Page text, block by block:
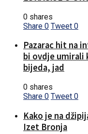
0 shares
Share 0 Tweet 0
Pazarac hit na
bi ovdje umirali
bijeda, jad
0 shares
Share 0 Tweet 0
Kako je na
Izet Bronja